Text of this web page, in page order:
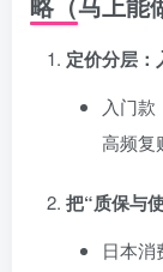
定价分层
入门
高频复
把“质保与
日本消